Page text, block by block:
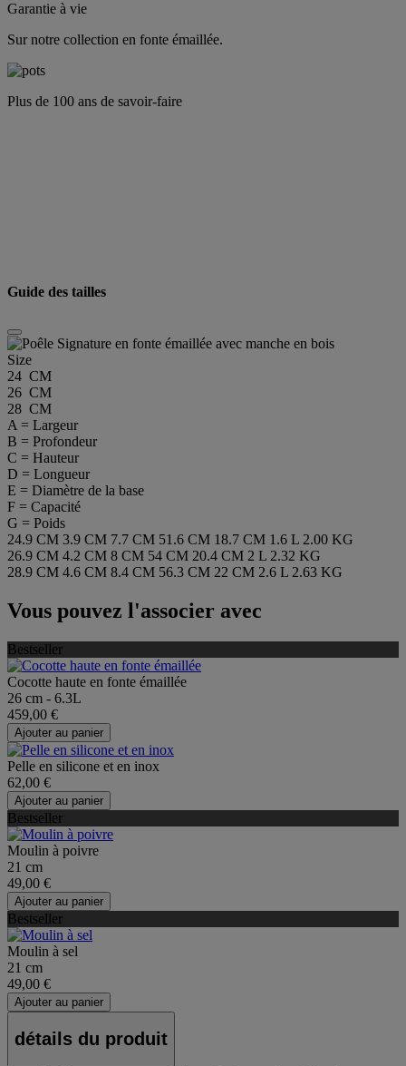
Garantie à vie
Sur notre collection en fonte émaillée.
Plus de 100 ans de savoir-faire
Guide des tailles
Size
24 CM
26 CM
28 CM
A = Largeur
B = Profondeur
C = Hauteur
D = Longueur
E = Diamètre de la base
F = Capacité
G = Poids
24.9 CM 3.9 CM 7.7 CM 51.6 CM 18.7 CM 1.6 L 2.00 KG
26.9 CM 4.2 CM 8 CM 54 CM 20.4 CM 2 L 2.32 KG
28.9 CM 4.6 CM 8.4 CM 56.3 CM 22 CM 2.6 L 2.63 KG
Vous pouvez l'associer avec
Bestseller
Cocotte haute en fonte émaillée
26 cm - 6.3L
459,00 €
Ajouter au panier
Pelle en silicone et en inox
62,00 €
Ajouter au panier
Bestseller
Moulin à poivre
21 cm
49,00 €
Ajouter au panier
Bestseller
Moulin à sel
21 cm
49,00 €
Ajouter au panier
détails du produit